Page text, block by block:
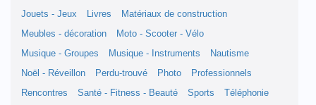
Jouets - Jeux
Livres
Matériaux de construction
Meubles - décoration
Moto - Scooter - Vélo
Musique - Groupes
Musique - Instruments
Nautisme
Noël - Réveillon
Perdu-trouvé Photo
Professionnels
Rencontres
Santé - Fitness - Beauté Sports
Téléphonie